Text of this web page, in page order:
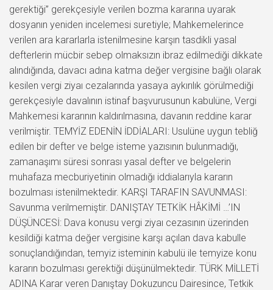
gerektiği” gerekçesiyle verilen bozma kararına uyarak
dosyanın yeniden incelemesi suretiyle; Mahkemelerince
verilen ara kararlarla istenilmesine karşın tasdikli yasal
defterlerin mücbir sebep olmaksızın ibraz edilmediği dikkate
alındığında, davacı adına katma değer vergisine bağlı olarak
kesilen vergi ziyaı cezalarında yasaya aykırılık görülmediği
gerekçesiyle davalının istinaf başvurusunun kabulüne, Vergi
Mahkemesi kararının kaldırılmasına, davanın reddine karar
verilmiştir. TEMYİZ EDENİN İDDİALARI: Usulüne uygun tebliğ
edilen bir defter ve belge isteme yazısının bulunmadığı,
zamanaşımı süresi sonrası yasal defter ve belgelerin
muhafaza mecburiyetinin olmadığı iddialarıyla kararın
bozulması istenilmektedir. KARŞI TARAFIN SAVUNMASI:
Savunma verilmemiştir. DANIŞTAY TETKİK HÂKİMİ …’IN
DÜŞÜNCESİ: Dava konusu vergi ziyaı cezasının üzerinden
kesildiği katma değer vergisine karşı açılan dava kabulle
sonuçlandığından, temyiz isteminin kabulü ile temyize konu
kararın bozulması gerektiği düşünülmektedir. TÜRK MİLLETİ
ADINA Karar veren Danıştay Dokuzuncu Dairesince, Tetkik